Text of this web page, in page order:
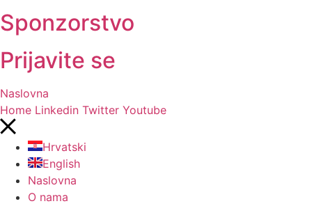
Sponzorstvo
Prijavite se
Naslovna
Home Linkedin Twitter Youtube
Hrvatski
English
Naslovna
O nama